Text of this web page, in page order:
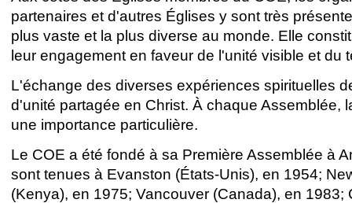
partenaires et d'autres Églises y sont très
plus vaste et la plus diverse au monde. Elle
leur engagement en faveur de l'unité visible et
L'échange des diverses expériences spirituelles
d'unité partagée en Christ. À chaque Assemblée,
une importance particulière.
Le COE a été fondé à sa Première Assemblée à
sont tenues à Evanston (États-Unis), en 1954;
(Kenya), en 1975; Vancouver (Canada), en